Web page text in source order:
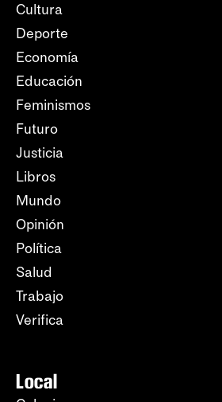
Cultura
Deporte
Economía
Educación
Feminismos
Futuro
Justicia
Libros
Mundo
Opinión
Política
Salud
Trabajo
Verifica
Local